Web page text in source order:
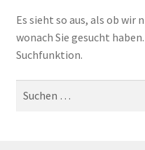
Es sieht so aus, als ob wir
wonach Sie gesucht
Suchfunktion.